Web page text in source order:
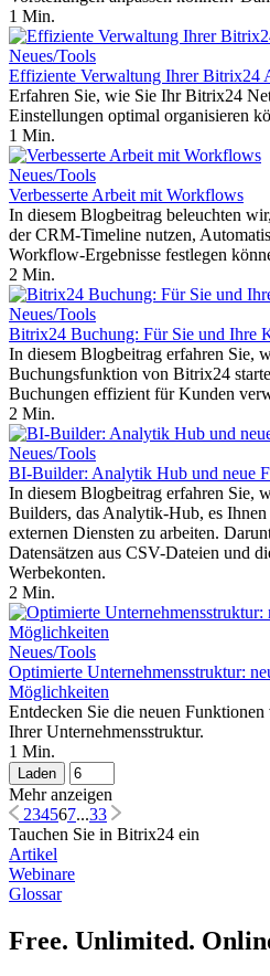
1 Min.
Neues/Tools
Effiziente Verwaltung Ihrer Bitrix24
Erfahren Sie, wie Sie Ihr Bitrix24
Einstellungen optimal organisieren
1 Min.
Neues/Tools
Verbesserte Arbeit mit Workflows
In diesem Blogbeitrag beleuchten
der CRM-Timeline nutzen,
Workflow-Ergebnisse festlegen
2 Min.
Neues/Tools
Bitrix24 Buchung: Für Sie und Ihre
In diesem Blogbeitrag erfahren Sie,
Buchungsfunktion von Bitrix24
Buchungen effizient für Kunden
2 Min.
Neues/Tools
BI-Builder: Analytik Hub und neue
In diesem Blogbeitrag erfahren Sie,
Builders, das Analytik-Hub, es
externen Diensten zu arbeiten.
Datensätzen aus CSV-Dateien und
Werbekonten.
2 Min.
Neues/Tools
Optimierte Unternehmensstruktur:
Möglichkeiten
Entdecken Sie die neuen
Ihrer Unternehmensstruktur.
1 Min.
Laden
Mehr anzeigen
234567...33
Tauchen Sie in Bitrix24 ein
Artikel
Webinare
Glossar
Free. Unlimited.